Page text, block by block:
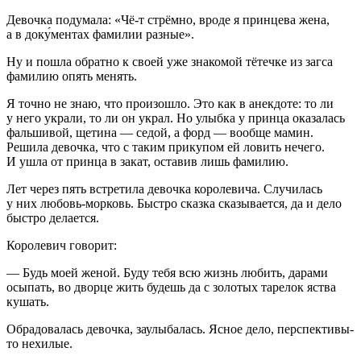
Девочка подумала: «Чё-т стрёмно, вроде я принцева жена,
а в доку́ментах фамилии разные».
Ну и пошла обратно к своей уже знакомой тётечке из загса
фамилию опять менять.
Я точно не знаю, что произошло. Это как в анекдоте: то ли
у него украли, то ли он украл. Но улыбка у принца оказалась
фальшивой, щетина — седой, а форд — вообще мамин.
Решила девочка, что с таким прикупом ей ловить нечего.
И ушла от принца в закат, оставив лишь фамилию.
Лет через пять встретила девочка королевича. Случилась
у них любовь-морковь. Быстро сказка сказывается, да и дело
быстро делается.
Королевич говорит:
— Будь моей женой. Буду тебя всю жизнь любить, дарами
осыпать, во дворце жить будешь да с золотых тарелок яства
кушать.
Обрадовалась девочка, заулыбалась. Ясное дело, перспективы-
то нехилые.